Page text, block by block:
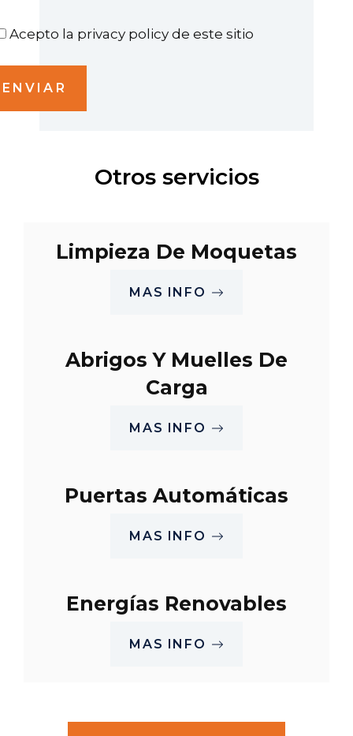
Acepto la privacy policy de este sitio
Otros servicios
Limpieza De Moquetas
MAS INFO
Abrigos Y Muelles De
Carga
MAS INFO
Puertas Automáticas
MAS INFO
Energías Renovables
MAS INFO